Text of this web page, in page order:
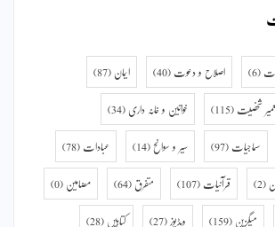
(6) اصلاح و دعوت (40) ایمان (87)
شخصیت (115) خواتین و خانہ داری (34)
سماجیات (97) سیر و سوانح (14) عبادات (78)
(2) قرآنیات (107) متفرق (64) مضامین (0)
میگزین (159) ویڈیوز (27) کتابیں (28)